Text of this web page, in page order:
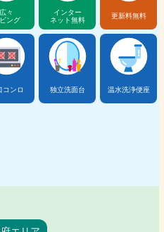
広々
ング
インター
ネット無料
更新料無料
コンロ 独立洗面台 温水洗浄便座